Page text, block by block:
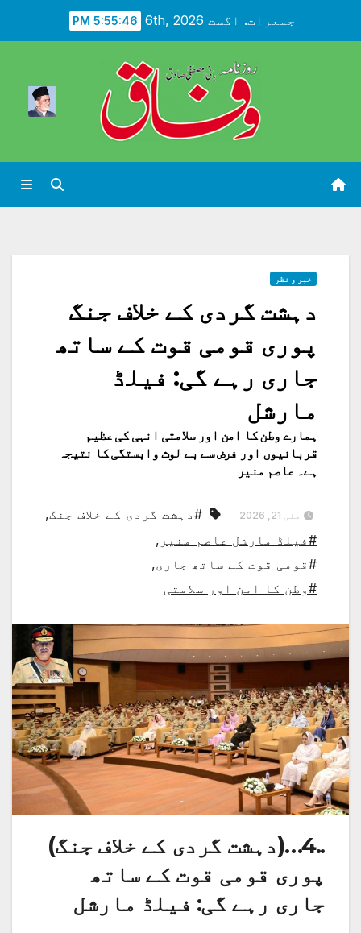
جمعرات. اگست 6th, 2026 5:55:48 PM
خبر و نظر
دہشت گردی کے خلاف جنگ
پوری قومی قوت کے ساتھ
جاری رہے گی: فیلڈ
مارشل
ہمارے وطن کا امن اور سلامتی انہی کی عظیم
قربانیوں اور فرض سے بے لوث وابستگی کا نتیجہ
ہے۔ عاصم منیر
مئی 21, 2026 #دہشت گردی کے خلاف جنگ,
#فیلڈ مارشل عاصم منیر ,
#قومی قوت کے ساتھ جاری,
#وطن کا امن اور سلامتی
..4…(دہشت گردی کے خلاف جنگ)
پوری قومی قوت کے ساتھ
جاری رہے گی: فیلڈ مارشل